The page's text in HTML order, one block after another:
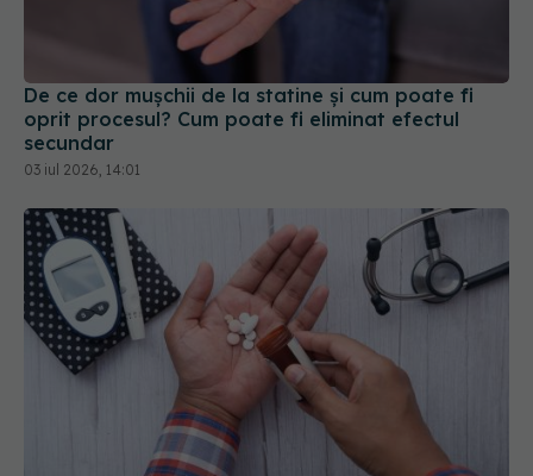
De ce dor mușchii de la statine și cum poate fi
oprit procesul? Cum poate fi eliminat efectul
03 iul 2026, 14:01
Ce efect are metformin asupra creierului